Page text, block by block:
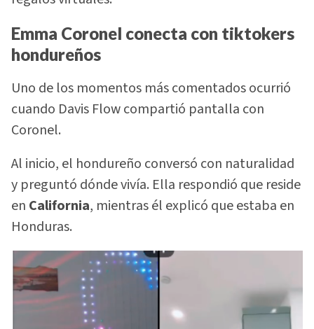
Emma Coronel conecta con tiktokers
hondureños
Uno de los momentos más comentados ocurrió
cuando Davis Flow compartió pantalla con
Coronel.
Al inicio, el hondureño conversó con naturalidad
y preguntó dónde vivía. Ella respondió que reside
en California, mientras él explicó que estaba en
Honduras.